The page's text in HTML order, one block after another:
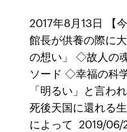
2017年8月13日 【
館長が供養の際に
の想い」 ◇故人の
ソード ◇幸福の科
「明るい」と言わ
死後天国に還れる
によって 2019/06/